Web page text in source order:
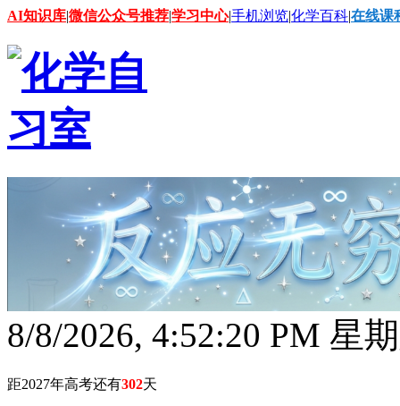
AI知识库|微信公众号推荐|学习中心|手机浏览|化学百科|在线课
8/8/2026, 4:52:21 PM 星
距2027年高考还有302天